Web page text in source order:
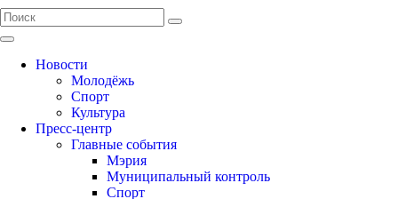
Новости
Молодёжь
Спорт
Культура
Пресс-центр
Главные события
Мэрия
Муниципальный контроль
Спорт